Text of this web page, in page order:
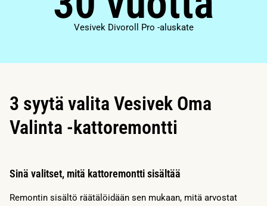
Vesivek Divoroll Pro -aluskate
3 syytä valita Vesivek Oma
Valinta -kattoremontti
Sinä valitset, mitä kattoremontti sisältää
Remontin sisältö räätälöidään sen mukaan, mitä arvostat